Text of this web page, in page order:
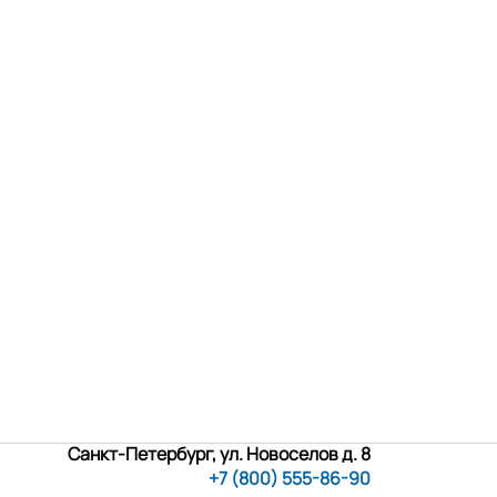
Санкт-Петербург, ул. Новоселов д. 8
+7 (800) 555-86-90